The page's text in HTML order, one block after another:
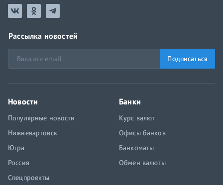
Рассылка новостей
Подписаться
Новости
Популярные новости
Нижневартовск
Югра
Россия
Спецпроекты
Банки
Курс валют
Офисы банков
Банкоматы
Обмен валюты